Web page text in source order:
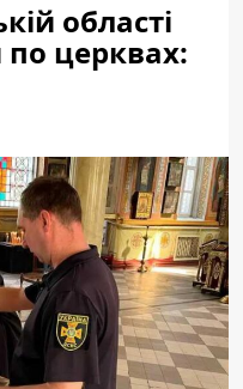
області
церквах: